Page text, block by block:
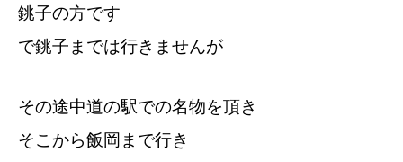
銚子の方です
で銚子までは行きませんが
その途中道の駅での名物を頂き
そこから飯岡まで行き